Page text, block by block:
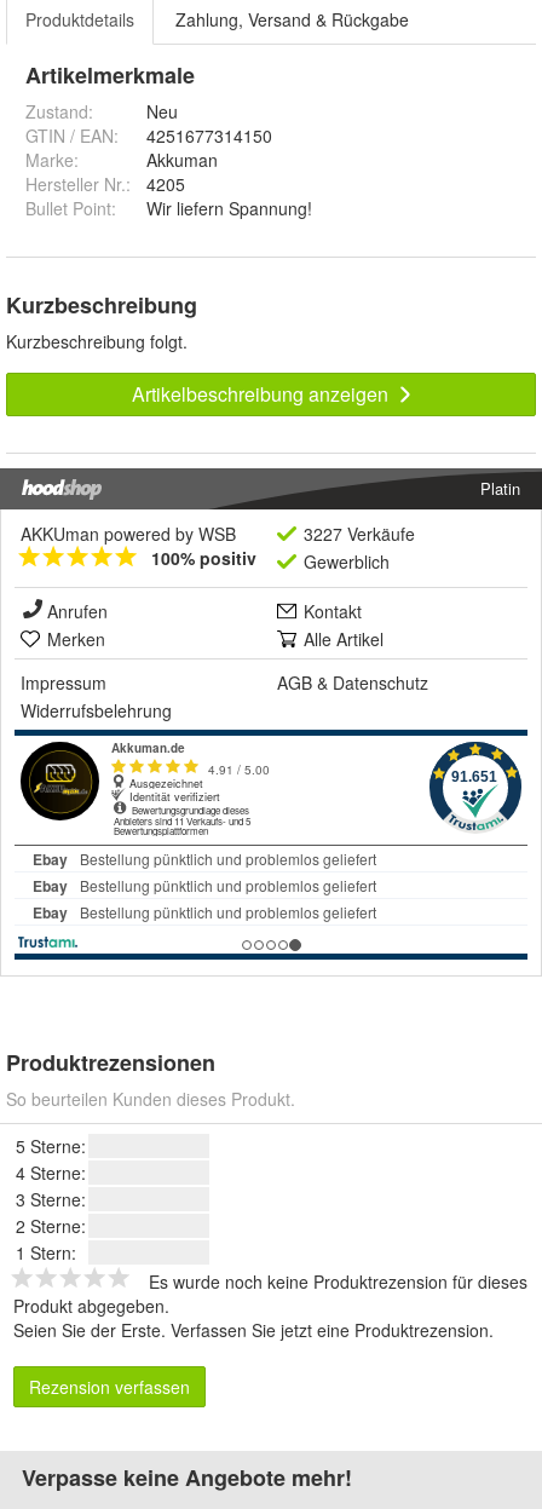
Produktdetails Zahlung, Versand & Rückgabe
Artikelmerkmale
Zustand:
Neu
GTIN / EAN:
4251677314150
Marke:
Akkuman
Hersteller Nr.:
4205
Bullet Point: Wir liefern Spannung!
Kurzbeschreibung
Kurzbeschreibung folgt.
Artikelbeschreibung anzeigen
Platin
AKKUman powered by WSB
100% positiv
3227 Verkäufe
Gewerblich
Anrufen
Kontakt
Merken
Alle Artikel
Impressum
AGB & Datenschutz
Widerrufsbelehrung
Produktrezensionen
So beurteilen Kunden dieses Produkt.
5 Sterne:
4 Sterne:
3 Sterne:
2 Sterne:
1 Stern:
Es wurde noch keine Produktrezension für dieses
Produkt abgegeben.
Seien Sie der Erste. Verfassen Sie jetzt eine Produktrezension.
Rezension verfassen
Verpasse keine Angebote mehr!